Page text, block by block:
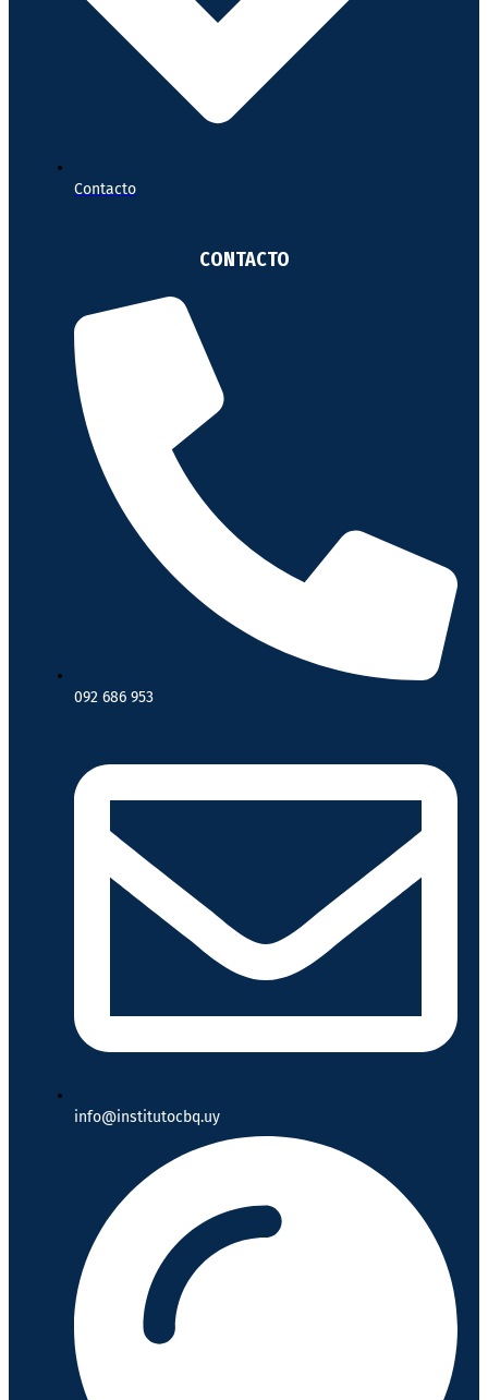
Contacto
CONTACTO
092 686 953
info@institutocbq.uy